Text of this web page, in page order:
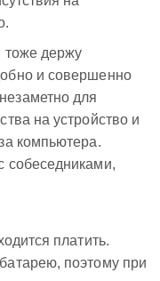
тоже держу
и совершенно
для
на устройство и
компьютера.
собеседниками,
платить.
поэтому при